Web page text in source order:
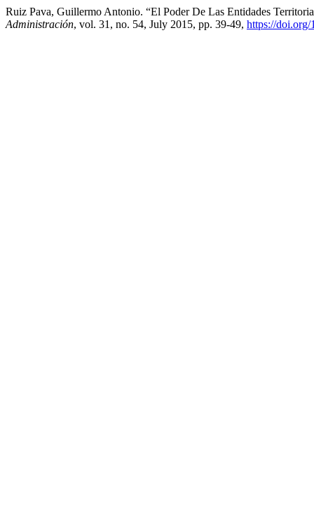
Ruiz Pava, Guillermo Antonio. “El Poder De Las Entidades
Administración, vol. 31, no. 54, July 2015, pp. 39-49, https://doi.org/